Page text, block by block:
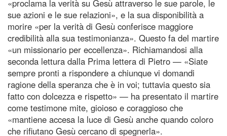
«proclama la verità su Gesù attraverso le sue parole, le
sue azioni e le sue relazioni», e la sua disponibilità a
morire «per la verità di Gesù conferisce maggiore
credibilità alla sua testimonianza». Questo fa del martire
«un missionario per eccellenza». Richiamandosi alla
seconda lettura dalla Prima lettera di Pietro — «Siate
sempre pronti a rispondere a chiunque vi domandi
ragione della speranza che è in voi; tuttavia questo sia
fatto con dolcezza e rispetto» — ha presentato il martire
come testimone mite, gioioso e coraggioso che
«mantiene accesa la luce di Gesù anche quando coloro
che rifiutano Gesù cercano di spegnerla».